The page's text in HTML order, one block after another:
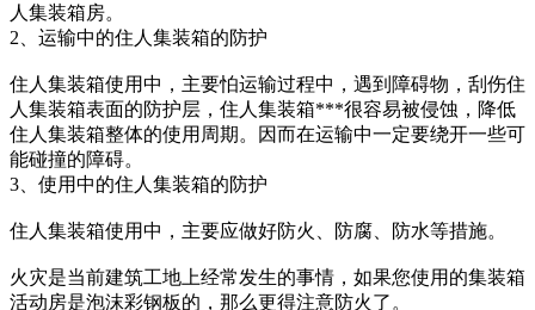
人集装箱房。
2、运输中的住人集装箱的防护
住人集装箱使用中，主要怕运输过程中，遇到障碍物，刮伤住
人集装箱表面的防护层，住人集装箱***很容易被侵蚀，降低
住人集装箱整体的使用周期。因而在运输中一定要绕开一些可
能碰撞的障碍。
3、使用中的住人集装箱的防护
住人集装箱使用中，主要应做好防火、防腐、防水等措施。
火灾是当前建筑工地上经常发生的事情，如果您使用的集装箱
活动房是泡沫彩钢板的，那么更得注意防火了。